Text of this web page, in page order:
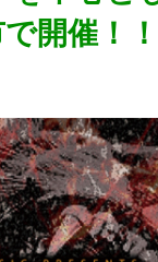
開催！！